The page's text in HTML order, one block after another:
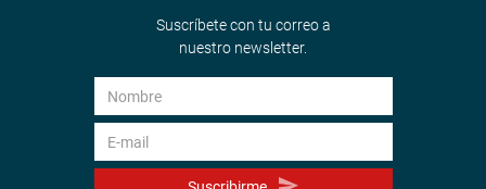
Suscríbete con tu correo a
nuestro newsletter.